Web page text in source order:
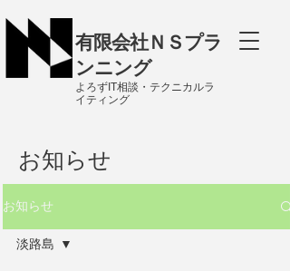
有限会社ＮＳプラ
ンニング
よろずIT相談・テクニカルラ
イティング
​お知らせ
お知らせ
淡路島